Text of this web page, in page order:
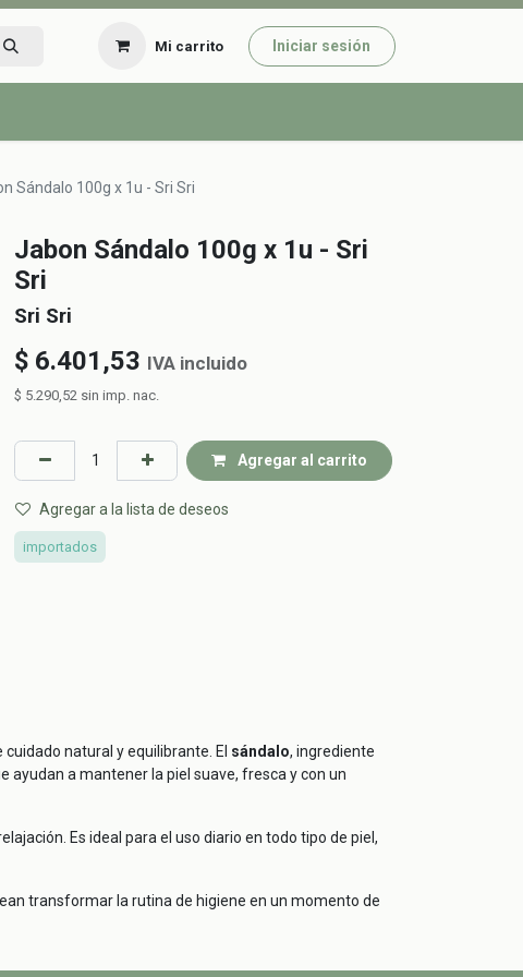
Mi carrito Iniciar sesión
Sándalo 100g x 1u - Sri Sri
Jabon Sándalo 100g x 1u - Sri
Sri
Sri Sri
$ 6.401,53 IVA incluido
$ 5.290,52 sin imp. nac.
Agregar al carrito
Agregar a la lista de deseos
importados
natural y equilibrante. El sándalo, ingrediente
ayudan a mantener la piel suave, fresca y con un
Es ideal para el uso diario en todo tipo de piel,
transformar la rutina de higiene en un momento de